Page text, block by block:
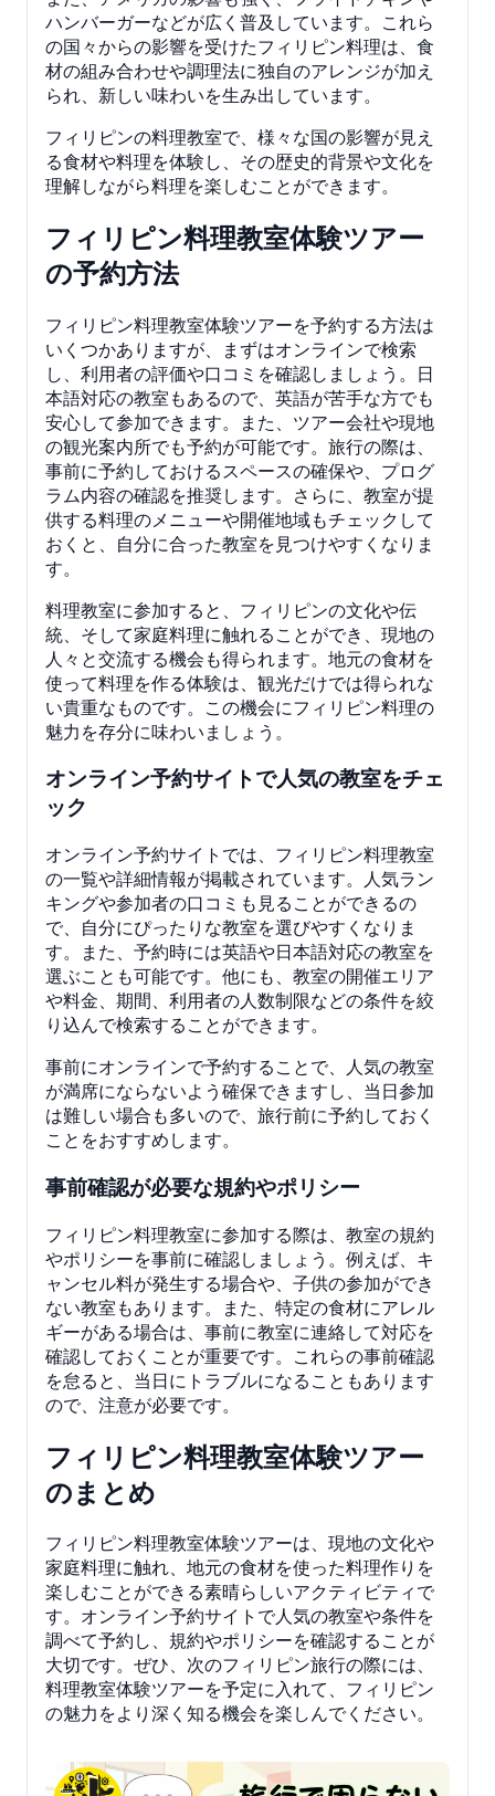
ハンバーガーなどが広く普及しています。これら
の国々からの影響を受けたフィリピン料理は、食
材の組み合わせや調理法に独自のアレンジが加え
られ、新しい味わいを生み出しています。
フィリピンの料理教室で、様々な国の影響が見え
る食材や料理を体験し、その歴史的背景や文化を
理解しながら料理を楽しむことができます。
フィリピン料理教室体験ツアー
の予約方法
フィリピン料理教室体験ツアーを予約する方法は
いくつかありますが、まずはオンラインで検索
し、利用者の評価や口コミを確認しましょう。日
本語対応の教室もあるので、英語が苦手な方でも
安心して参加できます。また、ツアー会社や現地
の観光案内所でも予約が可能です。旅行の際は、
事前に予約しておけるスペースの確保や、プログ
ラム内容の確認を推奨します。さらに、教室が提
供する料理のメニューや開催地域もチェックして
おくと、自分に合った教室を見つけやすくなりま
す。
料理教室に参加すると、フィリピンの文化や伝
統、そして家庭料理に触れることができ、現地の
人々と交流する機会も得られます。地元の食材を
使って料理を作る体験は、観光だけでは得られな
い貴重なものです。この機会にフィリピン料理の
魅力を存分に味わいましょう。
オンライン予約サイトで人気の教室をチェ
ック
オンライン予約サイトでは、フィリピン料理教室
の一覧や詳細情報が掲載されています。人気ラン
キングや参加者の口コミも見ることができるの
で、自分にぴったりな教室を選びやすくなりま
す。また、予約時には英語や日本語対応の教室を
選ぶことも可能です。他にも、教室の開催エリア
や料金、期間、利用者の人数制限などの条件を絞
り込んで検索することができます。
事前にオンラインで予約することで、人気の教室
が満席にならないよう確保できますし、当日参加
は難しい場合も多いので、旅行前に予約しておく
ことをおすすめします。
事前確認が必要な規約やポリシー
フィリピン料理教室に参加する際は、教室の規約
やポリシーを事前に確認しましょう。例えば、キ
ャンセル料が発生する場合や、子供の参加ができ
ない教室もあります。また、特定の食材にアレル
ギーがある場合は、事前に教室に連絡して対応を
確認しておくことが重要です。これらの事前確認
を怠ると、当日にトラブルになることもあります
ので、注意が必要です。
フィリピン料理教室体験ツアー
のまとめ
フィリピン料理教室体験ツアーは、現地の文化や
家庭料理に触れ、地元の食材を使った料理作りを
楽しむことができる素晴らしいアクティビティで
す。オンライン予約サイトで人気の教室や条件を
調べて予約し、規約やポリシーを確認することが
大切です。ぜひ、次のフィリピン旅行の際には、
料理教室体験ツアーを予定に入れて、フィリピン
の魅力をより深く知る機会を楽しんでください。